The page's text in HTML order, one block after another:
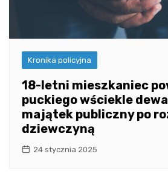
Kronika policyjna
18-letni mieszkaniec
puckiego wściekle
majątek publiczny po
dziewczyną
24 stycznia 2025